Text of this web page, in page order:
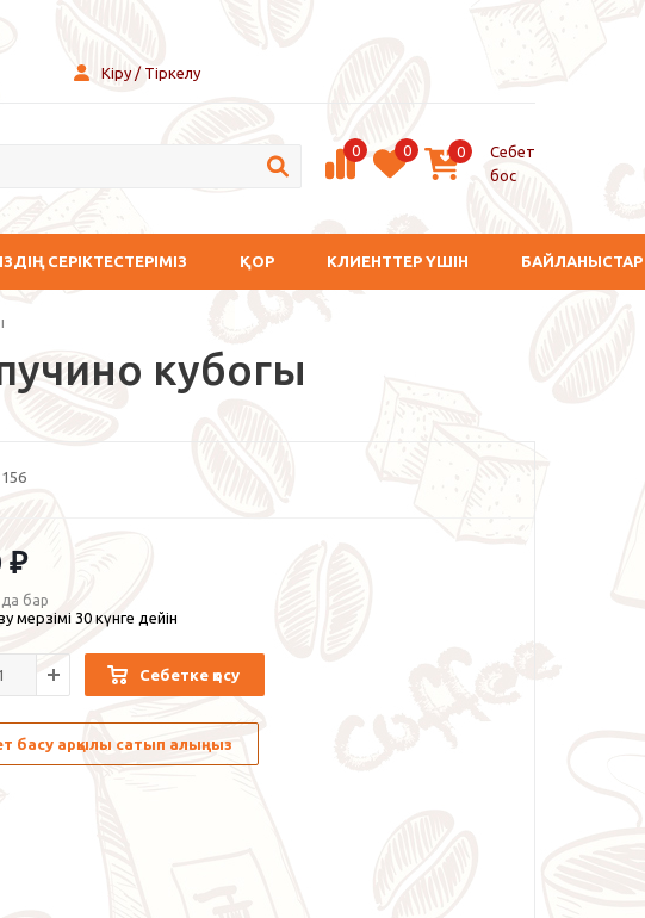
Кіру / Тіркелу
0 0 0
Себет
бос
СЕРІКТЕСТЕРІМІЗ ҚОР КЛИЕНТТЕР ҮШІН БАЙЛАНЫСТАР
кубогы
₽
бар
мерзімі 30 күнге дейін
Себетке қосу
басу арқылы сатып алыңыз